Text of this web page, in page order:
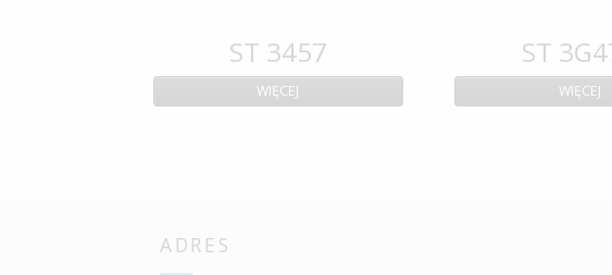
ST 3457
WIĘCEJ
ST
WIĘCEJ
ADRES